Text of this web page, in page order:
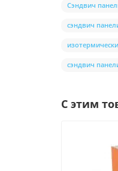
Сэндвич
сэндвич
сэндвич
С этим